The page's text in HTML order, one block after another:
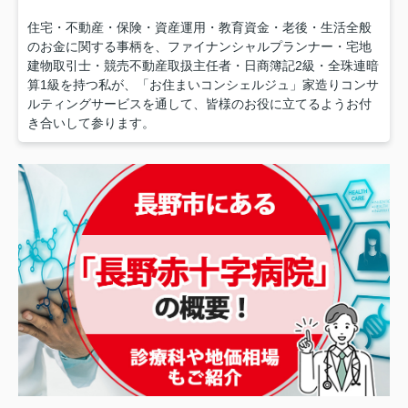
住宅・不動産・保険・資産運用・教育資金・老後・生活全般
のお金に関する事柄を、ファイナンシャルプランナー・宅地
建物取引士・競売不動産取扱主任者・日商簿記2級・全珠連暗
算1級を持つ私が、「お住まいコンシェルジュ」家造りコンサ
ルティングサービスを通して、皆様のお役に立てるようお付
き合いして参ります。